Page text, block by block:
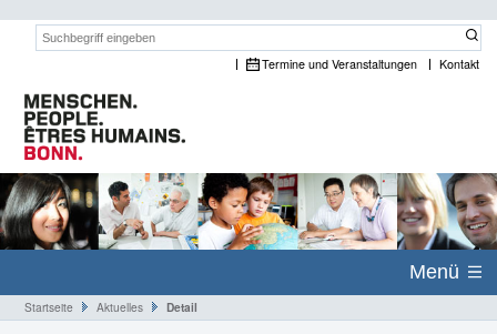
Suchwort:
Termine und Veranstaltungen Kontakt
Menü
Startseite Aktuelles Detail